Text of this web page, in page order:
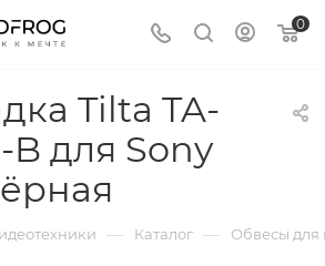
0
Tilta TA-
B для Sony
— Каталог — Обвесы для